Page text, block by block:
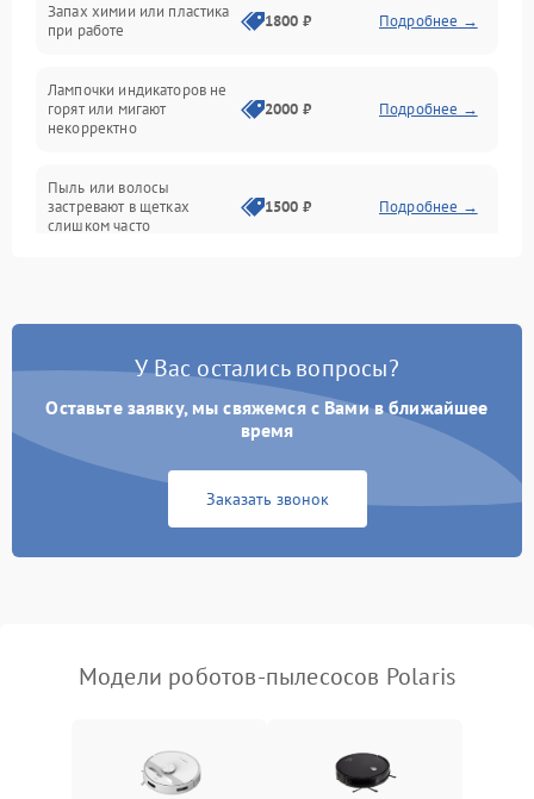
Батарея
Программные сбои
Запах химии или пластика
при работе
1800 ₽ Подробнее →
Лампочки индикаторов не
горят или мигают
некорректно
2000 ₽ Подробнее →
Пыль или волосы
застревают в щетках
слишком часто
1500 ₽ Подробнее →
У Вас остались вопросы?
Оставьте заявку, мы свяжемся с Вами в ближайшее
время
Заказать звонок
Модели роботов-пылесосов Polaris